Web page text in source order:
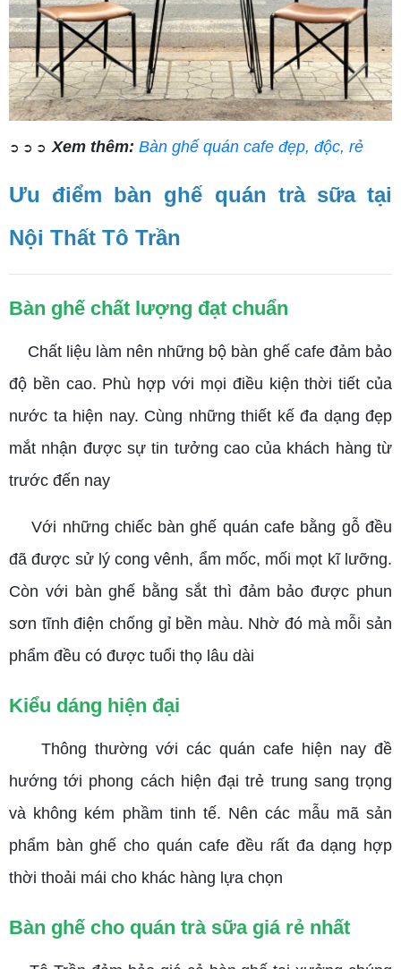
➲ ➲ ➲Xem thêm: Bàn ghế quán cafe đẹp, độc, rẻ
Ưu điểm bàn ghế quán trà sữa tại
Nội Thất Tô Trần
Bàn ghế chất lượng đạt chuẩn
Chất liệu làm nên những bộ bàn ghế cafe đảm bảo
độ bền cao. Phù hợp với mọi điều kiện thời tiết của
nước ta hiện nay. Cùng những thiết kế đa dạng đẹp
mắt nhận được sự tin tưởng cao của khách hàng từ
trước đến nay
Với những chiếc bàn ghế quán cafe bằng gỗ đều
đã được sử lý cong vênh, ẩm mốc, mối mọt kĩ lưỡng.
Còn với bàn ghế bằng sắt thì đảm bảo được phun
sơn tĩnh điện chống gỉ bền màu. Nhờ đó mà mỗi sản
phẩm đều có được tuổi thọ lâu dài
Kiểu dáng hiện đại
Thông thường với các quán cafe hiện nay đề
hướng tới phong cách hiện đại trẻ trung sang trọng
và không kém phầm tinh tế. Nên các mẫu mã sản
phẩm bàn ghế cho quán cafe đều rất đa dạng hợp
thời thoải mái cho khác hàng lựa chọn
Bàn ghế cho quán trà sữa giá rẻ nhất